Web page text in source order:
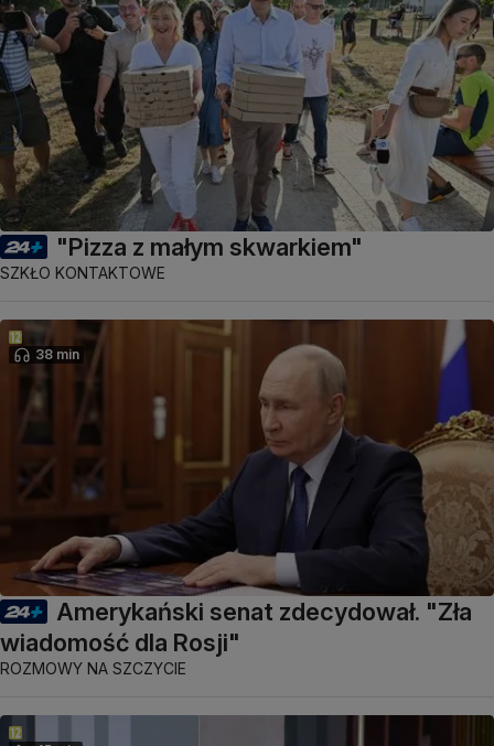
"Pizza z małym skwarkiem"
SZKŁO KONTAKTOWE
38 min
Amerykański senat zdecydował. "Zła
wiadomość dla Rosji"
ROZMOWY NA SZCZYCIE